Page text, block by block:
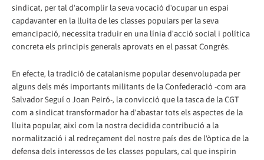
sindicat, per tal d'acomplir la seva vocació d'ocupar un espai
capdavanter en la lluita de les classes populars per la seva
emancipació, necessita traduir en una línia d'acció social i política
concreta els principis generals aprovats en el passat Congrés.
En efecte, la tradició de catalanisme popular desenvolupada per
alguns dels més importants militants de la Confederació -com ara
Salvador Seguí o Joan Peiró-, la convicció que la tasca de la CGT
com a sindicat transformador ha d'abastar tots els aspectes de la
lluita popular, així com la nostra decidida contribució a la
normalització i al redreçament del nostre país des de l'òptica de la
defensa dels interessos de les classes populars, cal que inspirin